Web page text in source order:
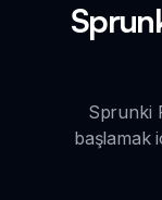
Sprunki
başlamak